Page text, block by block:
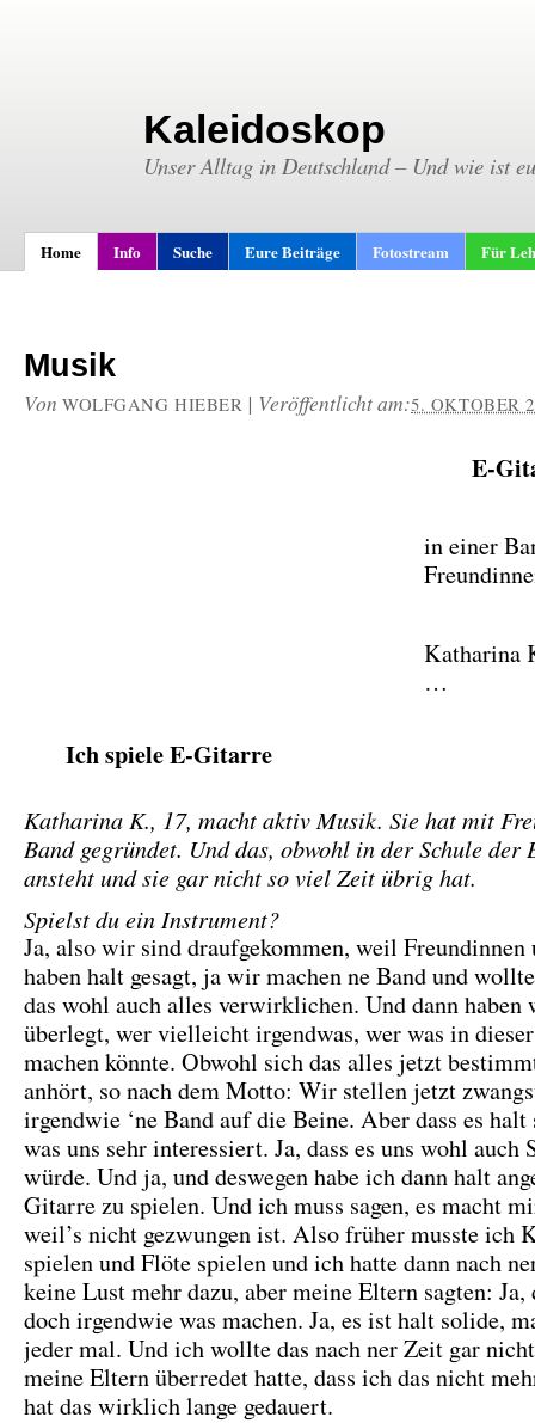
Kaleidoskop
Unser Alltag in Deutschland – Und wie ist
Home Info Suche Eure Beiträge Fotostream Für
Musik
Von WOLFGANG HIEBER | Veröffentlicht am:5. OKTOBER
E-
in einer
Katharina
…
Ich spiele E-Gitarre
Katharina K., 17, macht aktiv Musik. Sie hat mit
Band gegründet. Und das, obwohl in der Schule der
ansteht und sie gar nicht so viel Zeit übrig hat.
Spielst du ein Instrument?
Ja, also wir sind draufgekommen, weil
haben halt gesagt, ja wir machen ne Band und
das wohl auch alles verwirklichen. Und dann
überlegt, wer vielleicht irgendwas, wer was in
machen könnte. Obwohl sich das alles jetzt
anhört, so nach dem Motto: Wir stellen jetzt
irgendwie ‘ne Band auf die Beine. Aber dass es halt
was uns sehr interessiert. Ja, dass es uns wohl auch
würde. Und ja, und deswegen habe ich dann halt
Gitarre zu spielen. Und ich muss sagen, es macht
weil’s nicht gezwungen ist. Also früher musste ich
spielen und Flöte spielen und ich hatte dann nach
keine Lust mehr dazu, aber meine Eltern sagten: Ja,
doch irgendwie was machen. Ja, es ist halt solide,
jeder mal. Und ich wollte das nach ner Zeit gar
meine Eltern überredet hatte, dass ich das nicht
hat das wirklich lange gedauert.